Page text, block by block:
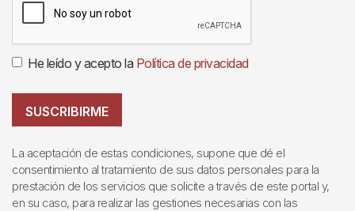
He leído y acepto la Política de privacidad
SUSCRIBIRME
La aceptación de estas condiciones, supone que dé el
consentimiento al tratamiento de sus datos personales para la
prestación de los servicios que solicite a través de este portal y,
en su caso, para realizar las gestiones necesarias con las